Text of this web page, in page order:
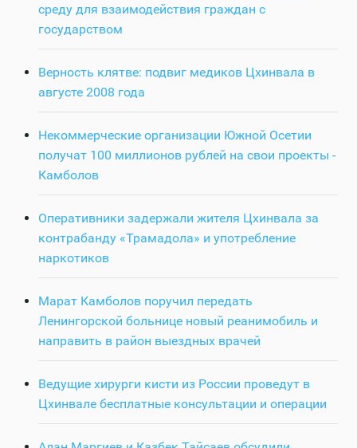
среду для взаимодействия граждан с
государством
Верность клятве: подвиг медиков Цхинвала в
августе 2008 года
Некоммерческие организации Южной Осетии
получат 100 миллионов рублей на свои проекты -
Камболов
Оперативники задержали жителя Цхинвала за
контрабанду «Трамадола» и употребление
наркотиков
Марат Камболов поручил передать
Ленингорской больнице новый реанимобиль и
направить в район выездных врачей
Ведущие хирурги кисти из России проведут в
Цхинвале бесплатные консультации и операции